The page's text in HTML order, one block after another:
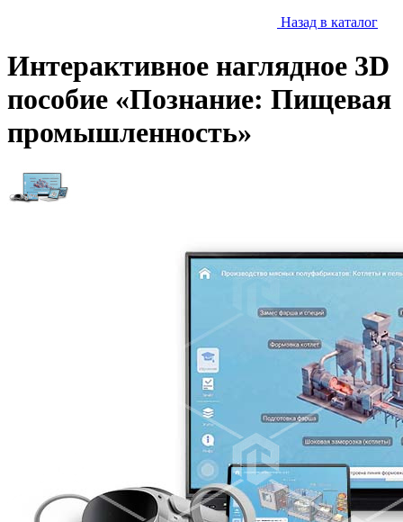
Назад в каталог
Интерактивное наглядное 3D
пособие «Познание: Пищевая
промышленность»